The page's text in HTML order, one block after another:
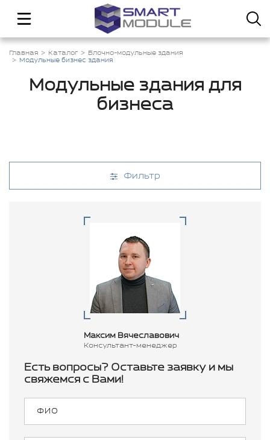
Главная Каталог
Блочно-модульные здания
Модульные бизнес здания
Модульные здания для
бизнеса
Фильтр
Максим Вячеславович
Консультант-менеджер
Есть вопросы? Оставьте заявку и мы
свяжемся с Вами!